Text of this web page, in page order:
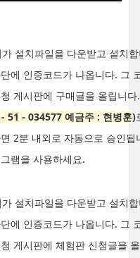
설치파일을 다운받고 설치
에 인증코드가 나옵니다. 그
게시판에 구매글을 올립니다.
51 - 034577 예금주 : 현병훈)
2분 내외로 자동으로 승인됩
램을 사용하세요.
설치파일을 다운받고 설치
에 인증코드가 나옵니다. 그
게시판에 체험판 신청글을